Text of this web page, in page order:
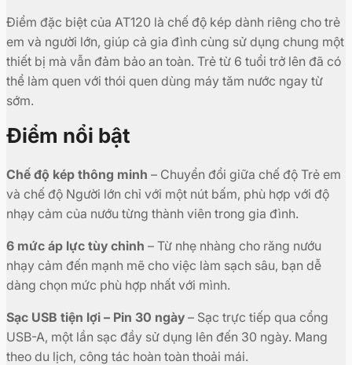
Điểm đặc biệt của AT120 là chế độ kép dành riêng cho trẻ
em và người lớn, giúp cả gia đình cùng sử dụng chung một
thiết bị mà vẫn đảm bảo an toàn. Trẻ từ 6 tuổi trở lên đã có
thể làm quen với thói quen dùng máy tăm nước ngay từ
sớm.
Điểm nổi bật
Chế độ kép thông minh – Chuyển đổi giữa chế độ Trẻ em
và chế độ Người lớn chỉ với một nút bấm, phù hợp với độ
nhạy cảm của nướu từng thành viên trong gia đình.
6 mức áp lực tùy chỉnh – Từ nhẹ nhàng cho răng nướu
nhạy cảm đến mạnh mẽ cho việc làm sạch sâu, bạn dễ
dàng chọn mức phù hợp nhất với mình.
Sạc USB tiện lợi – Pin 30 ngày – Sạc trực tiếp qua cổng
USB-A, một lần sạc đầy sử dụng lên đến 30 ngày. Mang
theo du lịch, công tác hoàn toàn thoải mái.